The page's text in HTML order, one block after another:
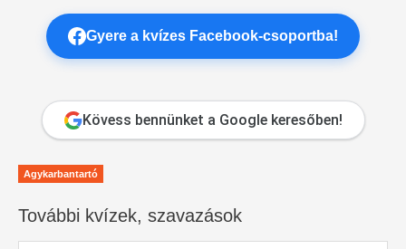
Gyere a kvízes Facebook-csoportba!
Kövess bennünket a Google keresőben!
Agykarbantartó
További kvízek, szavazások